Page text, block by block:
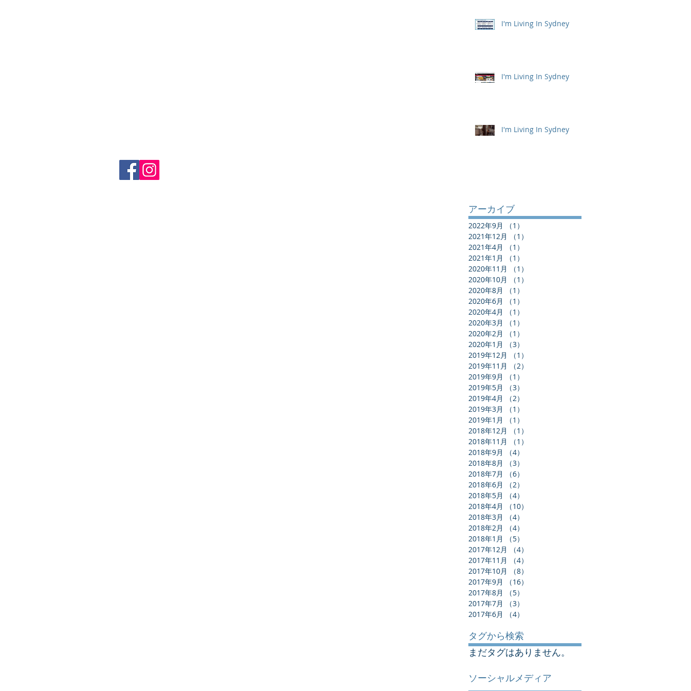
I'm Living In Sydney
I'm Living In Sydney
I'm Living In Sydney
アーカイブ
2022年9月 （1）
2021年12月
（1）
2021年4月
（1）
2021年1月
（1）
2020年11月
（1）
2020年10月
（1）
2020年8月
（1）
2020年6月
（1）
2020年4月
（1）
2020年3月
（1）
2020年2月
（1）
2020年1月
（3）
2019年12月
（1）
2019年11月
（2）
2019年9月
（1）
2019年5月
（3）
2019年4月
（2）
2019年3月
（1）
2019年1月
（1）
2018年12月
（1）
2018年11月
（1）
2018年9月
（4）
2018年8月
（3）
2018年7月
（6）
2018年6月
（2）
2018年5月
（4）
2018年4月
（10）
2018年3月
（4）
2018年2月
（4）
2018年1月
（5）
2017年12月
（4）
2017年11月
（4）
2017年10月
（8）
2017年9月
（16）
2017年8月
（5）
2017年7月
（3）
2017年6月
（4）
タグから検索
まだタグはありません。
ソーシャルメディア